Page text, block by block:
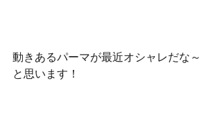
動きあるパーマが最近オシャレだな～
と思います！